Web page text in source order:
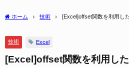
ホーム 技術 [Excel]offset関数を利用し
技術 Excel
[Excel]offset関数を利用し